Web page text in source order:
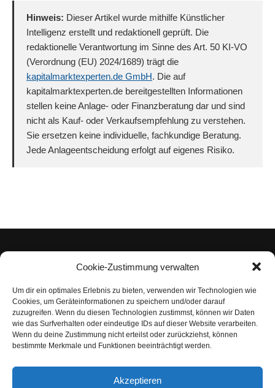
Cookie-Zustimmung verwalten
Um dir ein optimales Erlebnis zu bieten, verwenden wir Technologien wie
Cookies, um Geräteinformationen zu speichern und/oder darauf
zuzugreifen. Wenn du diesen Technologien zustimmst, können wir Daten
wie das Surfverhalten oder eindeutige IDs auf dieser Website verarbeiten.
Wenn du deine Zustimmung nicht erteilst oder zurückziehst, können
bestimmte Merkmale und Funktionen beeinträchtigt werden.
Akzeptieren
Hinweis: Dieser Artikel wurde mithilfe Künstlicher
Intelligenz erstellt und redaktionell geprüft. Die
redaktionelle Verantwortung im Sinne des Art. 50 KI-VO
(Verordnung (EU) 2024/1689) trägt die
kapitalmarktexperten.de GmbH. Die auf
kapitalmarktexperten.de bereitgestellten Informationen
stellen keine Anlage- oder Finanzberatung dar und sind
nicht als Kauf- oder Verkaufsempfehlung zu verstehen.
Sie ersetzen keine individuelle, fachkundige Beratung.
Jede Anlageentscheidung erfolgt auf eigenes Risiko.
Impressum
Datenschutzerklärung
Nutzungsbedingungen | Haftungsausschluss
AGB